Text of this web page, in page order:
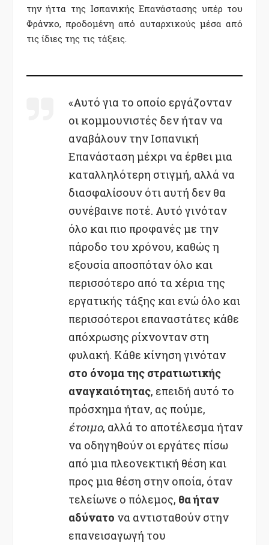
την ήττα της Ισπανικής Επανάστασης υπέρ του
Φράνκο, προδομένη από αυταρχικούς μέσα από
τις ίδιες της τις τάξεις.
«Αυτό για το οποίο εργάζονταν
οι κομμουνιστές δεν ήταν να
αναβάλουν την Ισπανική
Επανάσταση μέχρι να έρθει μια
καταλληλότερη στιγμή, αλλά να
διασφαλίσουν ότι αυτή δεν θα
συνέβαινε ποτέ. Αυτό γινόταν
όλο και πιο προφανές με την
πάροδο του χρόνου, καθώς η
εξουσία αποσπόταν όλο και
περισσότερο από τα χέρια της
εργατικής τάξης και ενώ όλο και
περισσότεροι επαναστάτες κάθε
απόχρωσης ρίχνονταν στη
φυλακή. Κάθε κίνηση γινόταν
στο όνομα της στρατιωτικής
αναγκαιότητας, επειδή αυτό το
πρόσχημα ήταν, ας πούμε,
έτοιμο, αλλά το αποτέλεσμα ήταν
να οδηγηθούν οι εργάτες πίσω
από μια πλεονεκτική θέση και
προς μια θέση στην οποία, όταν
τελείωνε ο πόλεμος, θα ήταν
αδύνατο να αντισταθούν στην
επανεισαγωγή του